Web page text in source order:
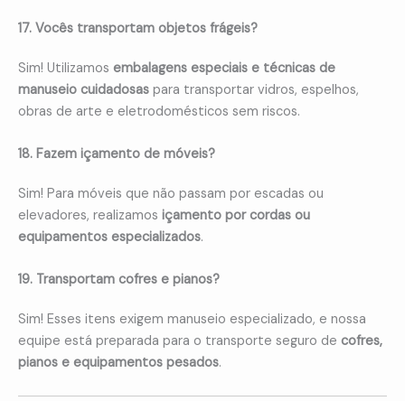
17. Vocês transportam objetos frágeis?
Sim! Utilizamos embalagens especiais e técnicas de
manuseio cuidadosas para transportar vidros, espelhos,
obras de arte e eletrodomésticos sem riscos.
18. Fazem içamento de móveis?
Sim! Para móveis que não passam por escadas ou
elevadores, realizamos içamento por cordas ou
equipamentos especializados.
19. Transportam cofres e pianos?
Sim! Esses itens exigem manuseio especializado, e nossa
equipe está preparada para o transporte seguro de cofres,
pianos e equipamentos pesados.